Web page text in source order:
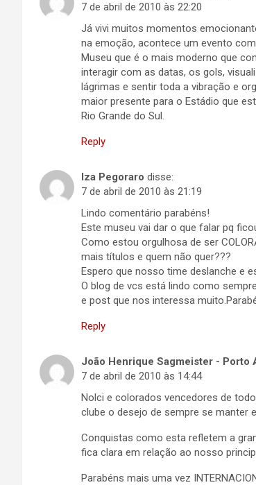
7 de abril de 2010 às 22:20
Já vivi muitos momentos
na emoção, acontece um evento
Museu que é o mais moderno que
interagir com as datas, os gols,
lágrimas e sentir toda a vibração e
maior presente para o Estádio que
Rio Grande do Sul.
Reply
Iza Pegoraro disse:
7 de abril de 2010 às 21:19
Lindo comentário parabéns!
Este museu vai dar o que falar pq
Como estou orgulhosa de ser
mais títulos e quem não quer???
Espero que nosso time deslanche e
O blog de vcs está lindo como
e post que nos interessa
Reply
João Henrique Sagmeister - Porto
7 de abril de 2010 às 14:44
Nolci e colorados vencedores de
clube o desejo de sempre se manter
Conquistas como esta refletem a
fica clara em relação ao nosso
Parabéns mais uma vez